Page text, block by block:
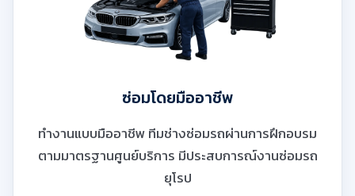
ซ่อมโดยมืออาชีพ
ทำงานแบบมืออาชีพ ทีมช่างซ่อมรถผ่านการฝึกอบรม
ตามมาตรฐานศูนย์บริการ มีประสบการณ์งานซ่อมรถ
ยุโรป